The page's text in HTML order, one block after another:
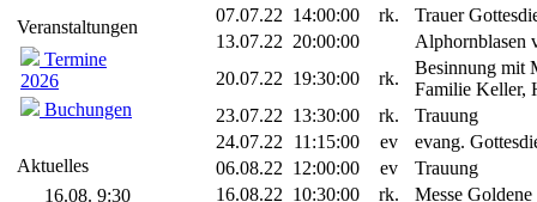
Veranstaltungen
Termine
2026
Buchungen
Aktuelles
16.08. 9:30
07.07.22 14:00:00 rk.
Trauer
13.07.22 20:00:00
Alphornblasen
20.07.22 19:30:00 rk.
Besinnung mit
Familie Keller,
23.07.22 13:30:00 rk.
Trauung
24.07.22
11:15:00 ev
evang.
06.08.22 12:00:00 ev
Trauung
16.08.22 10:30:00 rk.
Messe